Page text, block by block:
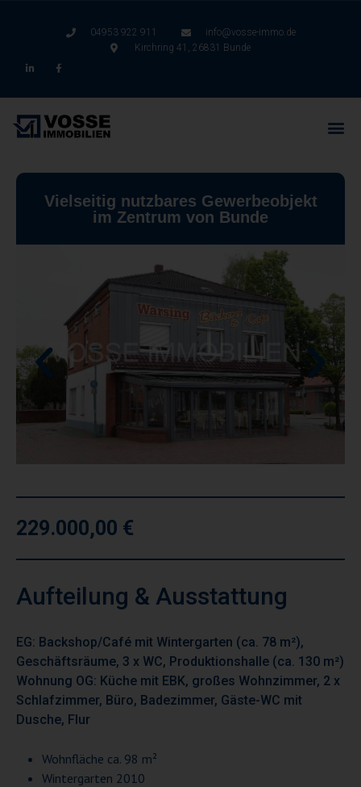
04953 922 911
info@vosse-immo.de
Kirchring 41, 26831 Bunde
Vielseitig nutzbares Gewerbeobjekt
im Zentrum von Bunde
229.000,00 €
Aufteilung & Ausstattung
EG: Backshop/Café mit Wintergarten (ca. 78 m²),
Geschäftsräume, 3 x WC, Produktionshalle (ca. 130 m²)
Wohnung OG: Küche mit EBK, großes Wohnzimmer, 2 x
Schlafzimmer, Büro, Badezimmer, Gäste-WC mit
Dusche, Flur
Wohnfläche ca. 98 m²
Wintergarten 2010